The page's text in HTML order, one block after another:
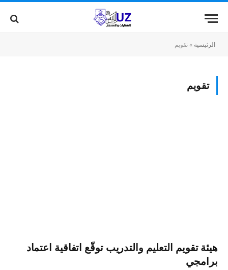
الرئيسية »تقويم
تقويم
هيئة تقويم التعليم والتدريب توقّع اتفاقية اعتماد
برامجي